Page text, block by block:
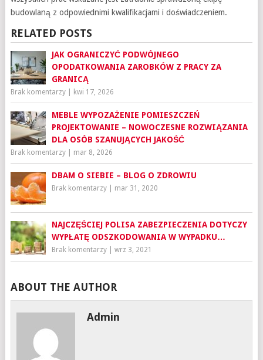
budowlaną z odpowiednimi kwalifikacjami i doświadczeniem.
RELATED POSTS
JAK OGRANICZYĆ PODWÓJNEGO
OPODATKOWANIA ZAROBKÓW Z PRACY ZA
GRANICĄ
Brak komentarzy| kwi 17, 2026
MEBLE WYPOZAŻENIE POMIESZCZEŃ
PROJEKTOWANIE – NOWOCZESNE ROZWIĄZANIA
DLA OSÓB SZANUJĄCYCH JAKOŚĆ
Brak komentarzy| mar 8, 2026
DBAM O SIEBIE – BLOG O ZDROWIU
Brak komentarzy| mar 31, 2020
NAJCZĘŚCIEJ POLISA ZABEZPIECZENIA DOTYCZY
WYPŁATĘ ODSZKODOWANIA W WYPADKU…
Brak komentarzy| wrz 3, 2021
ABOUT THE AUTHOR
Admin